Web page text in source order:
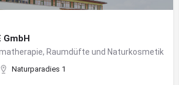
GmbH
Raumdüfte und Naturkosmetik
Naturparadies 1